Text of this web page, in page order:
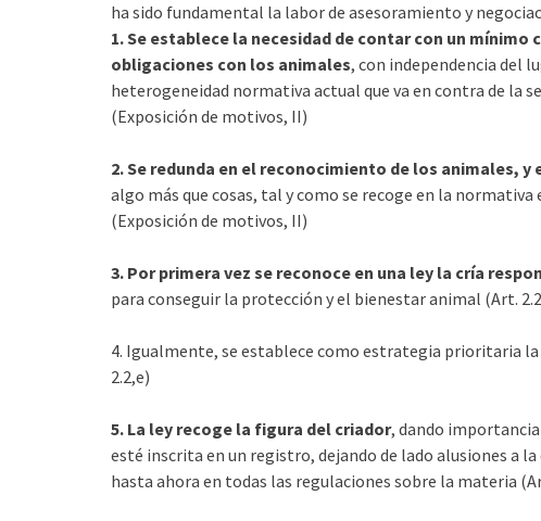
ha sido fundamental la labor de asesoramiento y
1. Se establece la necesidad de contar con un
obligaciones con los animales, con independencia del
heterogeneidad normativa actual que va en contra de la
(Exposición de motivos, II)
2. Se redunda en el reconocimiento de los animales,
algo más que cosas, tal y como se recoge en la
(Exposición de motivos, II)
3. Por primera vez se reconoce en una ley la cría
para conseguir la protección y el bienestar animal (Art.
4. Igualmente, se establece como estrategia prioritaria la
2.2,e)
5. La ley recoge la figura del criador, dando importancia
esté inscrita en un registro, dejando de lado alusiones a
hasta ahora en todas las regulaciones sobre la materia